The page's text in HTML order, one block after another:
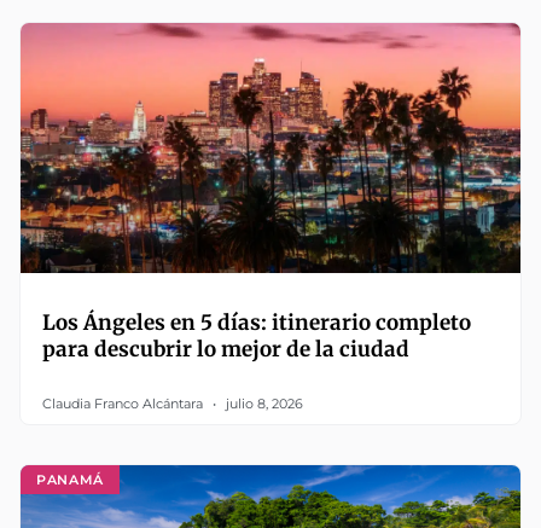
Los Ángeles en 5 días: itinerario completo
para descubrir lo mejor de la ciudad
Claudia Franco Alcántara julio 8, 2026
PANAMÁ